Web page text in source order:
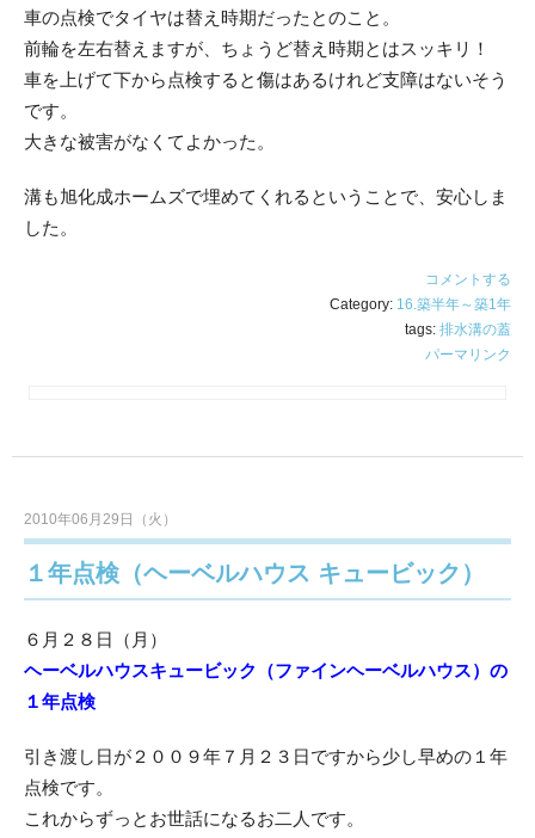
車の点検でタイヤは替え時期だったとのこと。
前輪を左右替えますが、ちょうど替え時期とはスッキリ！
車を上げて下から点検すると傷はあるけれど支障はないそう
です。
大きな被害がなくてよかった。
溝も旭化成ホームズで埋めてくれるということで、安心しま
した。
コメントする
Category: 16.築半年～築1年
tags: 排水溝の蓋
パーマリンク
2010年06月29日（火）
１年点検（ヘーベルハウス キュービック）
６月２８日（月）
ヘーベルハウスキュービック（ファインヘーベルハウス）の
１年点検
引き渡し日が２００９年７月２３日ですから少し早めの１年
点検です。
これからずっとお世話になるお二人です。